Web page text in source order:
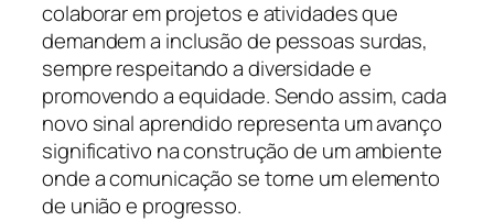
colaborar em projetos e atividades que
demandem a inclusão de pessoas surdas,
sempre respeitando a diversidade e
promovendo a equidade. Sendo assim, cada
novo sinal aprendido representa um avanço
significativo na construção de um ambiente
onde a comunicação se torne um elemento
de união e progresso.